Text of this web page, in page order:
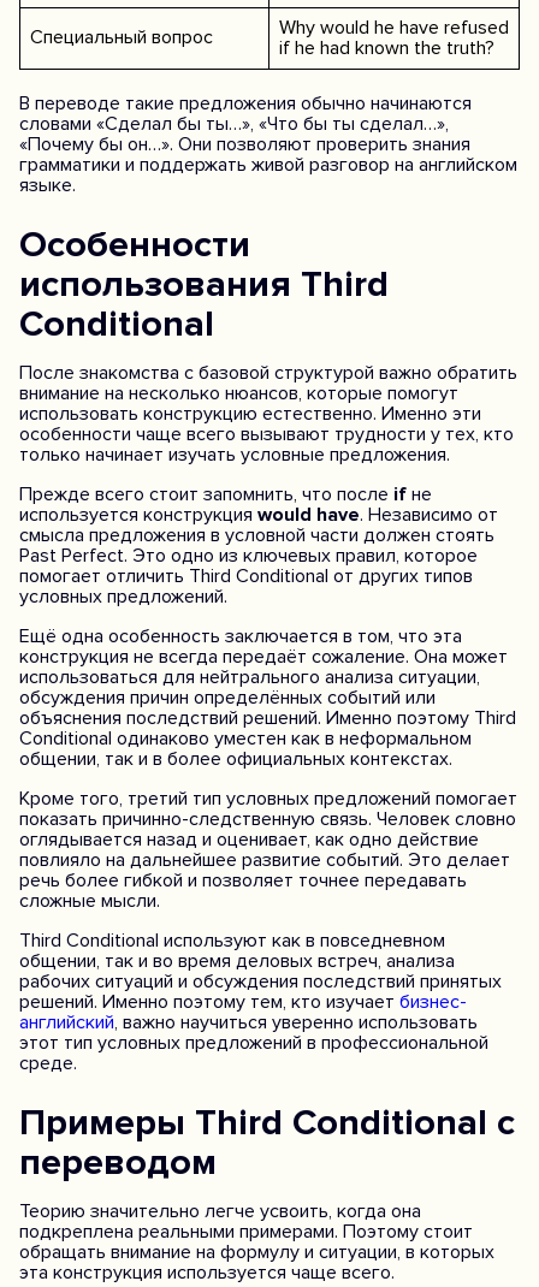
Специальный вопрос
Why would he have refused
if he had known the truth?
В переводе такие предложения обычно начинаются
словами «Сделал бы ты…», «Что бы ты сделал…»,
«Почему бы он…». Они позволяют проверить знания
грамматики и поддержать живой разговор на английском
языке.
Особенности
использования Third
Conditional
После знакомства с базовой структурой важно обратить
внимание на несколько нюансов, которые помогут
использовать конструкцию естественно. Именно эти
особенности чаще всего вызывают трудности у тех, кто
только начинает изучать условные предложения.
Прежде всего стоит запомнить, что после if не
используется конструкция would have. Независимо от
смысла предложения в условной части должен стоять
Past Perfect. Это одно из ключевых правил, которое
помогает отличить Third Conditional от других типов
условных предложений.
Ещё одна особенность заключается в том, что эта
конструкция не всегда передаёт сожаление. Она может
использоваться для нейтрального анализа ситуации,
обсуждения причин определённых событий или
объяснения последствий решений. Именно поэтому Third
Conditional одинаково уместен как в неформальном
общении, так и в более официальных контекстах.
Кроме того, третий тип условных предложений помогает
показать причинно-следственную связь. Человек словно
оглядывается назад и оценивает, как одно действие
повлияло на дальнейшее развитие событий. Это делает
речь более гибкой и позволяет точнее передавать
сложные мысли.
Third Conditional используют как в повседневном
общении, так и во время деловых встреч, анализа
рабочих ситуаций и обсуждения последствий принятых
решений. Именно поэтому тем, кто изучает бизнес-
английский, важно научиться уверенно использовать
этот тип условных предложений в профессиональной
среде.
Примеры Third Conditional с
переводом
Теорию значительно легче усвоить, когда она
подкреплена реальными примерами. Поэтому стоит
обращать внимание на формулу и ситуации, в которых
эта конструкция используется чаще всего.